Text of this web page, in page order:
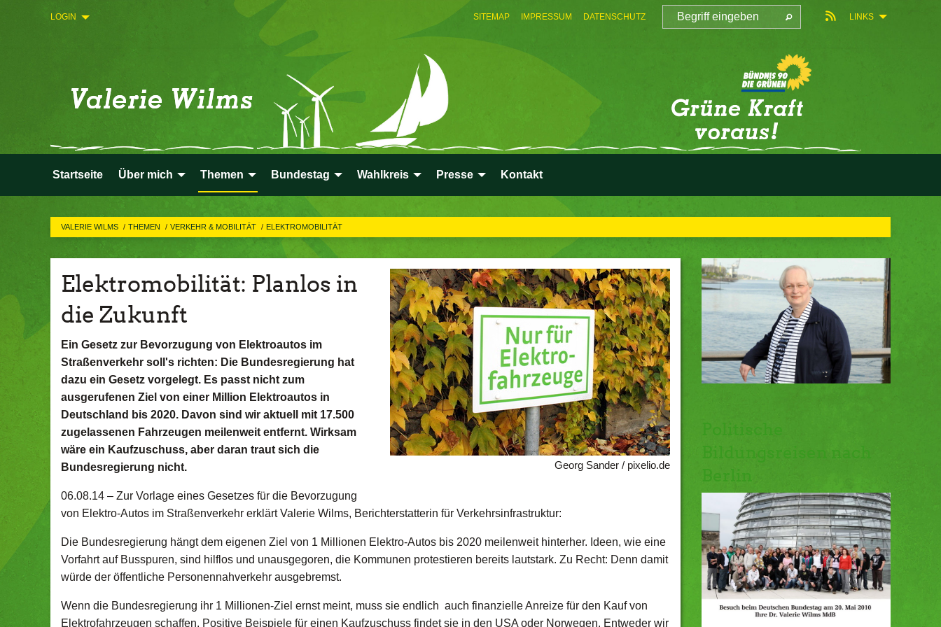
LINKS
SITEMAP IMPRESSUM DATENSCHUTZ
LOGIN
Startseite Über mich Themen Bundestag Wahlkreis Presse Kontakt
VALERIE WILMS THEMEN VERKEHR & MOBILITÄT ELEKTROMOBILITÄT
Georg Sander / pixelio.de
Elektromobilität: Planlos in
die Zukunft
Ein Gesetz zur Bevorzugung von Elektroautos im
Straßenverkehr soll's richten: Die Bundesregierung hat
dazu ein Gesetz vorgelegt. Es passt nicht zum
ausgerufenen Ziel von einer Million Elektroautos in
Deutschland bis 2020. Davon sind wir aktuell mit 17.500
zugelassenen Fahrzeugen meilenweit entfernt. Wirksam
wäre ein Kaufzuschuss, aber daran traut sich die
Bundesregierung nicht.
06.08.14 – Zur Vorlage eines Gesetzes für die Bevorzugung
von Elektro-Autos im Straßenverkehr erklärt Valerie Wilms, Berichterstatterin für Verkehrsinfrastruktur:
Die Bundesregierung hängt dem eigenen Ziel von 1 Millionen Elektro-Autos bis 2020 meilenweit hinterher. Ideen, wie eine
Vorfahrt auf Busspuren, sind hilflos und unausgegoren, die Kommunen protestieren bereits lautstark. Zu Recht: Denn damit
würde der öffentliche Personennahverkehr ausgebremst.
Wenn die Bundesregierung ihr 1 Millionen-Ziel ernst meint, muss sie endlich auch finanzielle Anreize für den Kauf von
Elektrofahrzeugen schaffen. Positive Beispiele für einen Kaufzuschuss findet sie in den USA oder Norwegen. Entweder wir
Politische
Bildungsreisen nach
Berlin